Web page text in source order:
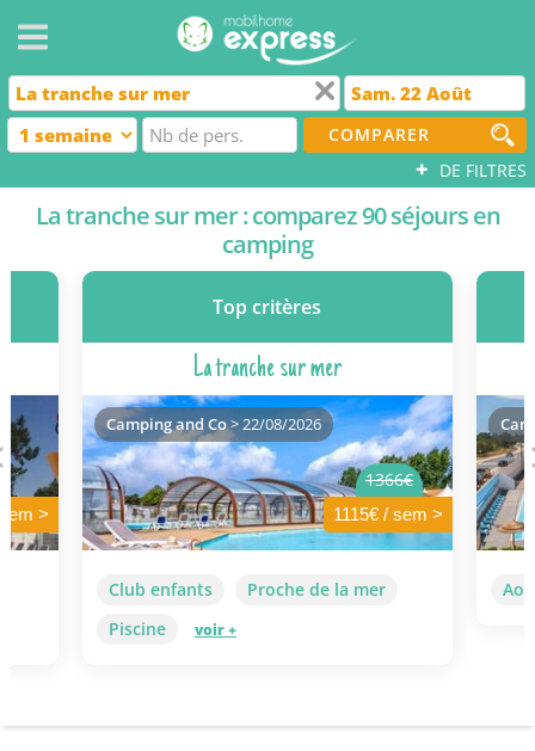
COMPARER
+ DE FILTRES
La tranche sur mer : comparez 90 séjours en
camping
>
Top critères
La tranche sur mer
1366€
1115€ / sem >
Camping and Co> 22/08/2026
Club enfants
Proche de la mer
Piscine
voir +